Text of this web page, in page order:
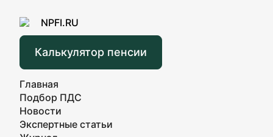
Калькулятор пенсии
Главная
Подбор ПДС
Новости
Экспертные статьи